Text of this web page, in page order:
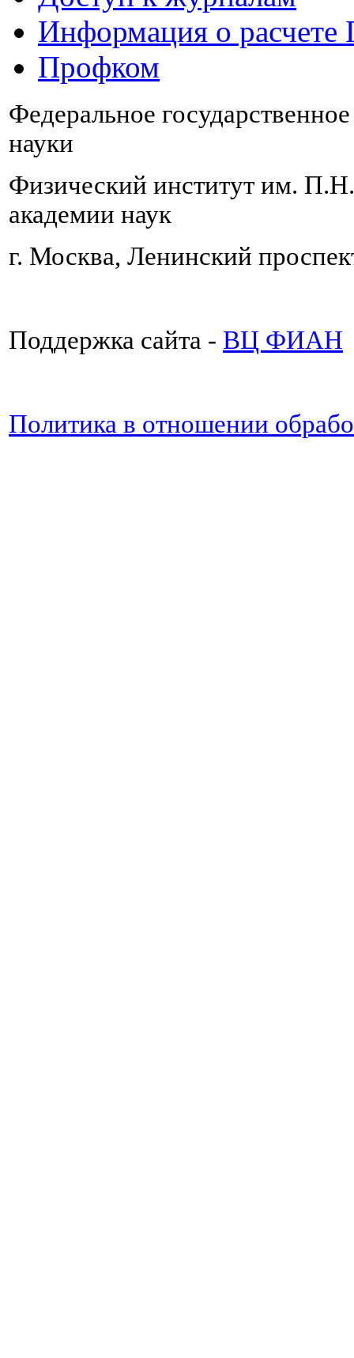
Информация о
Профком
Федеральное
науки
Физический институт им.
академии наук
г. Москва, Ленинский
Поддержка сайта - ВЦ ФИАН
Политика в отношении